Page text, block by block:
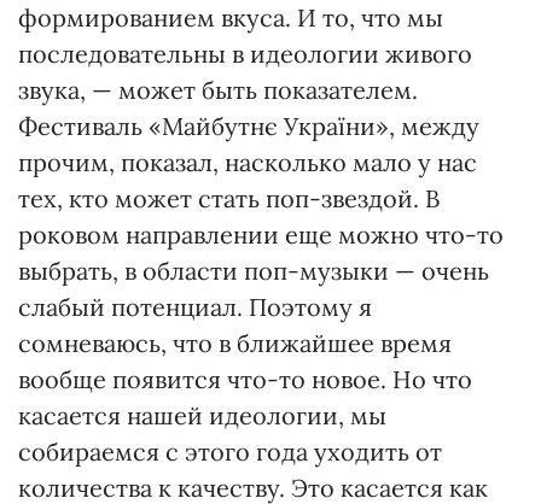
формированием вкуса. И то, что мы
последовательны в идеологии живого
звука, — может быть показателем.
Фестиваль «Майбутнє України», между
прочим, показал, насколько мало у нас
тех, кто может стать поп-звездой. В
роковом направлении еще можно что-то
выбрать, в области поп-музыки — очень
слабый потенциал. Поэтому я
сомневаюсь, что в ближайшее время
вообще появится что-то новое. Но что
касается нашей идеологии, мы
собираемся с этого года уходить от
количества к качеству. Это касается как